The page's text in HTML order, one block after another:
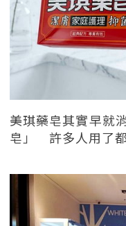
美琪藥皂其實早就
皂」 許多人用了